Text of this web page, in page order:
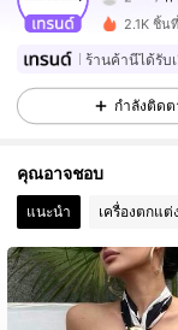
4.84
4.84
4.84
4.84
2.1K ชิ้น
ร้านค้านี้ได้รับ
กำลังติด
คุณอาจชอบ
แนะนำ เครื่องตกแต่